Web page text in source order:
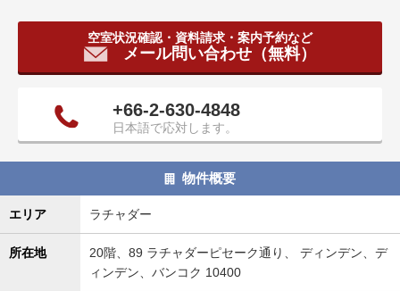
空室状況確認・資料請求・案内予約など
メール問い合わせ（無料）
+66-2-630-4848
日本語で応対します。
物件概要
エリア ラチャダー
所在地
20階、89 ラチャダーピセーク通り、 ディンデン、デ
ィンデン、バンコク 10400